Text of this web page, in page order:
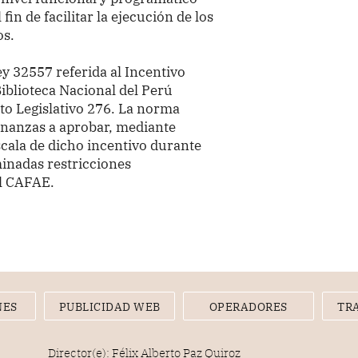
de facilitar la ejecución de los
32557 referida al Incentivo
Nacional del Perú
Legislativo 276. La norma
a aprobar, mediante
de dicho incentivo durante
restricciones
PUBLICIDAD WEB OPERADORES
Director(e): Félix Alberto Paz Quiroz